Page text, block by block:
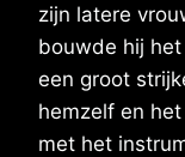
zijn latere
bouwde hij
een groot
hemzelf en
met het